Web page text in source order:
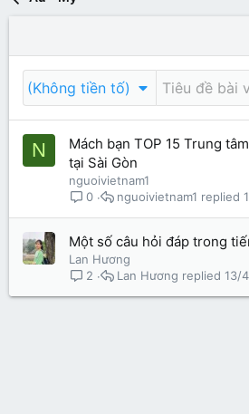
(Không tiền tố)
N
Mách bạn TOP 15 Trung
tại Sài Gòn
nguoivietnam1
0
nguoivietnam1
Một số câu hỏi đáp trong
Lan Hương
2
13/
Lan Hương